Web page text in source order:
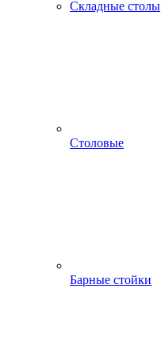
Складные столы
Столовые
Барные стойки